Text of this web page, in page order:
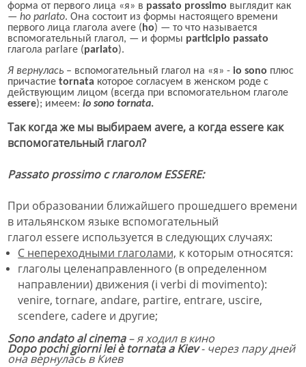
форма от первого лица «я» в passato prossimo выглядит как
— ho parlato. Она состоит из формы настоящего времени
первого лица глагола avere (ho) — то что называется
вспомогательный глагол, — и формы partcipio passato
глагола parlare (parlato).
Я вернулась – вспомогательный глагол на «я» -io sono плюс
причастиеtornata которое согласуем в женском роде с
действующим лицом (всегда при вспомогательном глаголе
essere); имеем: io sono tornata.
Так когда же мы выбираемavere,а когда essere как
вспомогательный глагол?
Passato prossimo с глаголом ESSERE:
При образовании ближайшего прошедшего времени
в итальянском языке вспомогательный
глагол essere используется в следующих случаях:
С непереходными глаголами, к которым относятся:
глаголы целенаправленного (в определенном
направлении)движения (i verbi di movimento):
venire, tornare, andare, partire, entrare, uscire,
scendere, cadere и другие;
Sono andato al cinema – я ходил в кино
Dopo pochi giorni lei è tornata a Kiev - через пару дней
она вернулась в Киев